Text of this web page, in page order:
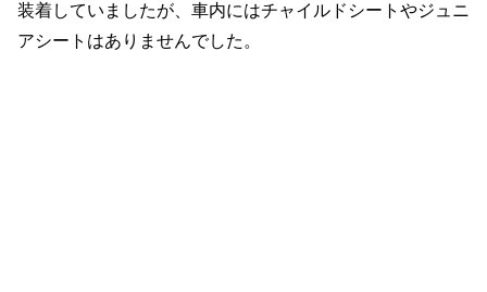
装着していましたが、車内にはチャイルドシートやジュニ
アシートはありませんでした。